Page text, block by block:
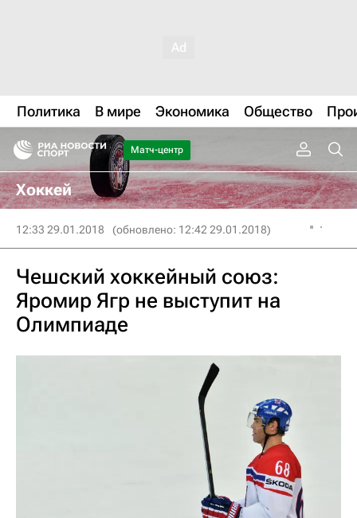
Политика В мире Экономика Общество
Матч-центр
Хоккей
12:33 29.01.2018 (обновлено: 12:42 29.01.2018)
Чешский хоккейный союз:
Яромир Ягр не выступит на
Олимпиаде